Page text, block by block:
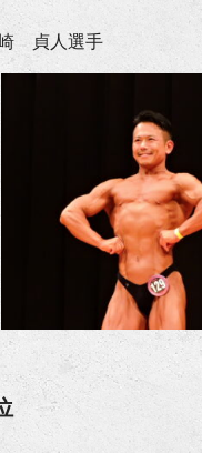
貞人選手